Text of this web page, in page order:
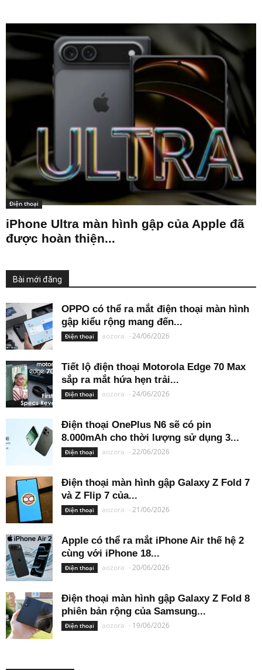
Điện thoại
iPhone Ultra màn hình gập của Apple đã
được hoàn thiện...
Bài mới đăng
OPPO có thể ra mắt điện thoại màn hình
gập kiểu rộng mang đến...
Điện thoại aozora -24/06/2026
Tiết lộ điện thoại Motorola Edge 70 Max
sắp ra mắt hứa hẹn trải...
Điện thoại aozora -24/06/2026
Điện thoại OnePlus N6 sẽ có pin
8.000mAh cho thời lượng sử dụng 3...
Điện thoại aozora -22/06/2026
Điện thoại màn hình gập Galaxy Z Fold 7
và Z Flip 7 của...
Điện thoại aozora -21/06/2026
Apple có thể ra mắt iPhone Air thế hệ 2
cùng với iPhone 18...
Điện thoại aozora -20/06/2026
Điện thoại màn hình gập Galaxy Z Fold 8
phiên bản rộng của Samsung...
Điện thoại aozora - 19/06/2026